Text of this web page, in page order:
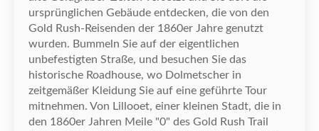
ursprünglichen Gebäude entdecken, die von den
Gold Rush-Reisenden der 1860er Jahre genutzt
wurden. Bummeln Sie auf der eigentlichen
unbefestigten Straße, und besuchen Sie das
historische Roadhouse, wo Dolmetscher in
zeitgemäßer Kleidung Sie auf eine geführte Tour
mitnehmen. Von Lillooet, einer kleinen Stadt, die in
den 1860er Jahren Meile "0" des Gold Rush Trail